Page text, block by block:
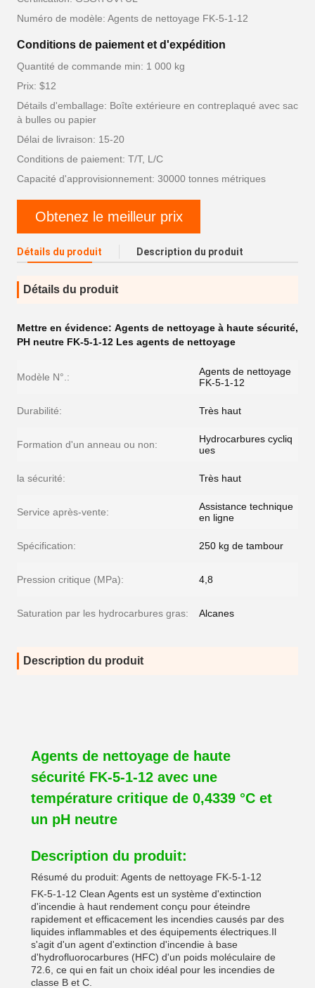
Numéro de modèle: Agents de nettoyage FK-5-1-12
Conditions de paiement et d'expédition
Quantité de commande min: 1 000 kg
Prix: $12
Détails d'emballage: Boîte extérieure en contreplaqué avec sac
à bulles ou papier
Délai de livraison: 15-20
Conditions de paiement: T/T, L/C
Capacité d'approvisionnement: 30000 tonnes métriques
Obtenez le meilleur prix
Détails du produit Description du produit
Détails du produit
Mettre en évidence: Agents de nettoyage à haute sécurité,
PH neutre FK-5-1-12 Les agents de nettoyage
Modèle N°.:
Agents de nettoyage
FK-5-1-12
Durabilité: Très haut
Formation d'un anneau ou non:
Hydrocarbures cycliq
ues
la sécurité: Très haut
Service après-vente:
Assistance technique
en ligne
Spécification: 250 kg de tambour
Pression critique (MPa): 4,8
Saturation par les hydrocarbures gras: Alcanes
Description du produit
Agents de nettoyage de haute
sécurité FK-5-1-12 avec une
température critique de 0,4339 °C et
un pH neutre
Description du produit:
Résumé du produit: Agents de nettoyage FK-5-1-12
FK-5-1-12 Clean Agents est un système d'extinction
d'incendie à haut rendement conçu pour éteindre
rapidement et efficacement les incendies causés par des
liquides inflammables et des équipements électriques.Il
s'agit d'un agent d'extinction d'incendie à base
d'hydrofluorocarbures (HFC) d'un poids moléculaire de
72.6, ce qui en fait un choix idéal pour les incendies de
classe B et C.